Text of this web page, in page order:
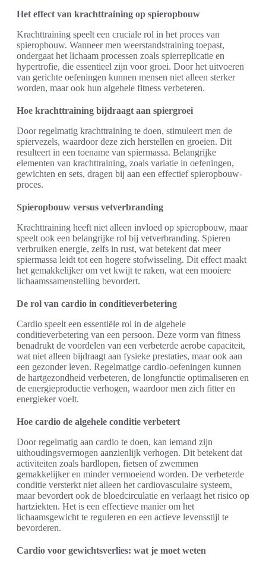
Het effect van krachttraining op spieropbouw
Krachttraining speelt een cruciale rol in het proces van
spieropbouw. Wanneer men weerstandstraining toepast,
ondergaat het lichaam processen zoals spierreplicatie en
hypertrofie, die essentieel zijn voor groei. Door het uitvoeren
van gerichte oefeningen kunnen mensen niet alleen sterker
worden, maar ook hun algehele fitness verbeteren.
Hoe krachttraining bijdraagt aan spiergroei
Door regelmatig krachttraining te doen, stimuleert men de
spiervezels, waardoor deze zich herstellen en groeien. Dit
resulteert in een toename van spiermassa. Belangrijke
elementen van krachttraining, zoals variatie in oefeningen,
gewichten en sets, dragen bij aan een effectief spieropbouw-
proces.
Spieropbouw versus vetverbranding
Krachttraining heeft niet alleen invloed op spieropbouw, maar
speelt ook een belangrijke rol bij vetverbranding. Spieren
verbruiken energie, zelfs in rust, wat betekent dat meer
spiermassa leidt tot een hogere stofwisseling. Dit effect maakt
het gemakkelijker om vet kwijt te raken, wat een mooiere
lichaamssamenstelling bevordert.
De rol van cardio in conditieverbetering
Cardio speelt een essentiële rol in de algehele
conditieverbetering van een persoon. Deze vorm van fitness
benadrukt de voordelen van een verbeterde aerobe capaciteit,
wat niet alleen bijdraagt aan fysieke prestaties, maar ook aan
een gezonder leven. Regelmatige cardio-oefeningen kunnen
de hartgezondheid verbeteren, de longfunctie optimaliseren en
de energieproductie verhogen, waardoor men zich fitter en
energieker voelt.
Hoe cardio de algehele conditie verbetert
Door regelmatig aan cardio te doen, kan iemand zijn
uithoudingsvermogen aanzienlijk verhogen. Dit betekent dat
activiteiten zoals hardlopen, fietsen of zwemmen
gemakkelijker en minder vermoeiend worden. De verbeterde
conditie versterkt niet alleen het cardiovasculaire systeem,
maar bevordert ook de bloedcirculatie en verlaagt het risico op
hartziekten. Het is een effectieve manier om het
lichaamsgewicht te reguleren en een actieve levensstijl te
bevorderen.
Cardio voor gewichtsverlies: wat je moet weten